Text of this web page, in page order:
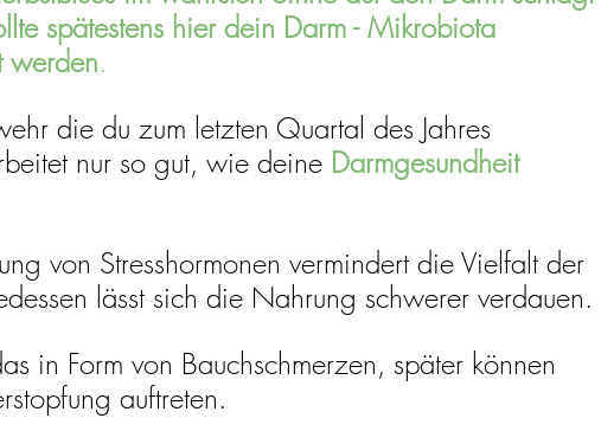
spätestens hier dein Darm - Mikrobiota
werden.
die du zum letzten Quartal des Jahres
nur so gut, wie deine Darmgesundheit
von Stresshormonen vermindert die Vielfalt der
lässt sich die Nahrung schwerer verdauen.
in Form von Bauchschmerzen, später können
auftreten.